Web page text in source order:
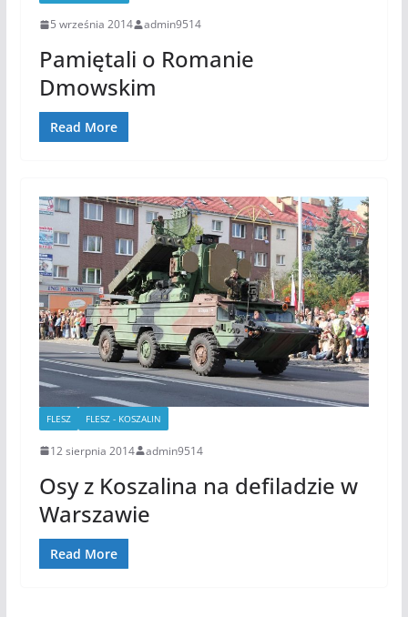
5 września 2014 admin9514
Pamiętali o Romanie
Dmowskim
Read More
FLESZ FLESZ - KOSZALIN
12 sierpnia 2014 admin9514
Osy z Koszalina na defiladzie w
Warszawie
Read More